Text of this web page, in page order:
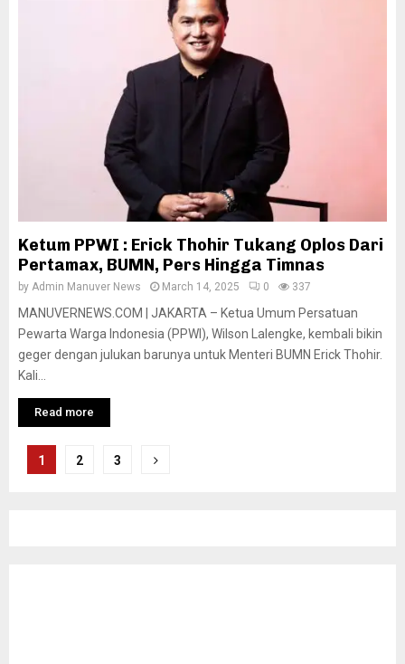
Ketum PPWI : Erick Thohir Tukang Oplos Dari
Pertamax, BUMN, Pers Hingga Timnas
by Admin Manuver News March 14, 2025 0 337
MANUVERNEWS.COM | JAKARTA – Ketua Umum Persatuan
Pewarta Warga Indonesia (PPWI), Wilson Lalengke, kembali bikin
geger dengan julukan barunya untuk Menteri BUMN Erick Thohir.
Kali...
Read more
Posts
1 2 3